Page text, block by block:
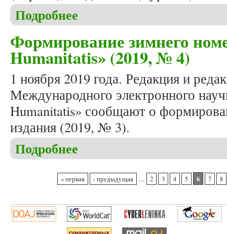
Подробнее
Формирование зимнего
Humanitatis» (2019, № 4)
1 ноября 2019 года. Редакция и
Международного электронного
Humanitatis» сообщают о
издания (2019, № 3).
Подробнее
« первая ‹ предыдущая … 2 3 4 5 6 7 8